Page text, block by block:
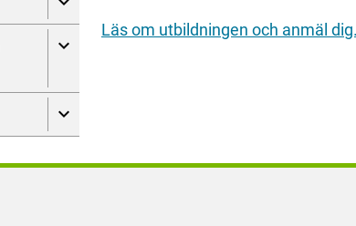
Läs om utbildningen och anmäl dig.